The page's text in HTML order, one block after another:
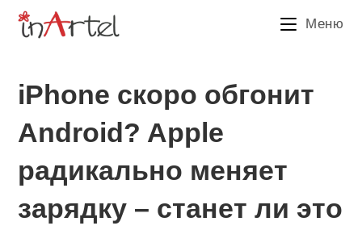
Перейти
Меню
iPhone скоро обгонит
Android? Apple
радикально меняет
зарядку – станет ли это